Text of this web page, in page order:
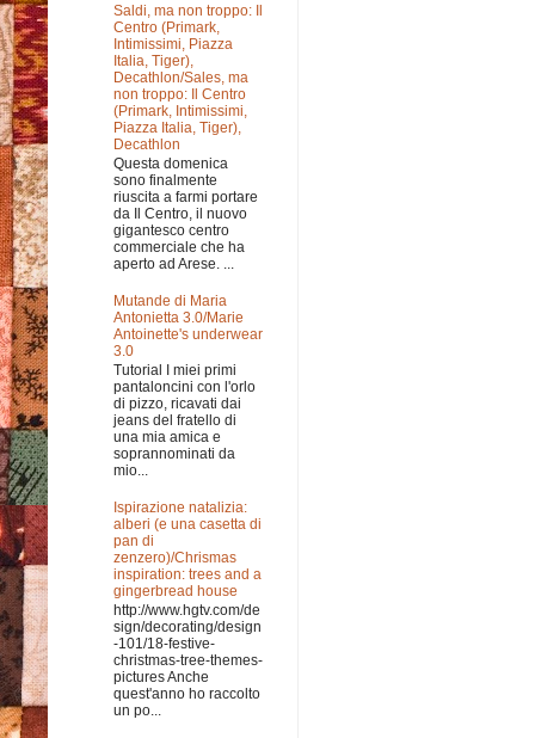
Saldi, ma non troppo: Il
Centro (Primark,
Intimissimi, Piazza
Italia, Tiger),
Decathlon/Sales, ma
non troppo: Il Centro
(Primark, Intimissimi,
Piazza Italia, Tiger),
Decathlon
Questa domenica
sono finalmente
riuscita a farmi portare
da Il Centro, il nuovo
gigantesco centro
commerciale che ha
aperto ad Arese. ...
Mutande di Maria
Antonietta 3.0/Marie
Antoinette's underwear
3.0
Tutorial I miei primi
pantaloncini con l'orlo
di pizzo, ricavati dai
jeans del fratello di
una mia amica e
soprannominati da
mio...
Ispirazione natalizia:
alberi (e una casetta di
pan di
zenzero)/Chrismas
inspiration: trees and a
gingerbread house
http://www.hgtv.com/de
sign/decorating/design
-101/18-festive-
christmas-tree-themes-
pictures Anche
quest'anno ho raccolto
un po...